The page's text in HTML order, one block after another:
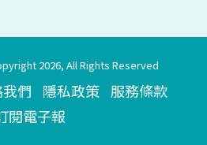
2026, All Rights Reserved
們 隱私政策 服務條款
閱電子報